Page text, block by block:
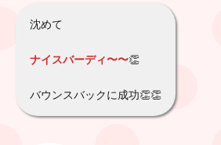
沈めて
ナイスバーディ〜〜👏
バウンスバックに成功👏👏